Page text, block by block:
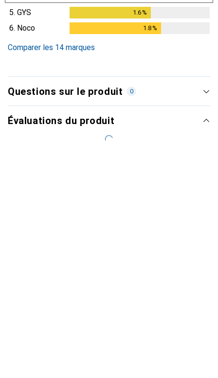
5. GYS 1.6%
6. Noco 1.8%
Comparer les 14 marques
Questions sur le produit 0
Évaluations du produit